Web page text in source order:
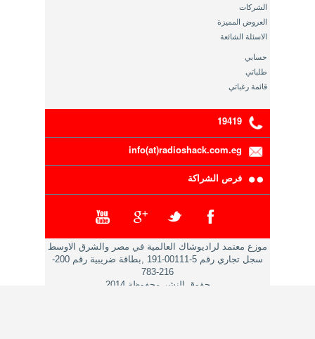
الشركات
العروض المميزة
الاسئلة الشائعة
حسابي
طلباتي
قائمة رغباتي
19419
info(at)radioshack.com.eg
فرص الشراكة
موزع معتمد لراديوشاك العالمية في مصر والشرق الاوسط
سجل تجاري رقم 5-00111-191 ,بطاقة ضريبية رقم 200-
216-783
حقوق النشر محفوظة 2014